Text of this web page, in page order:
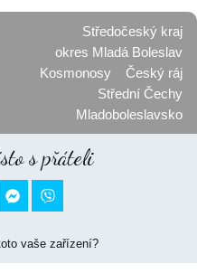
Středočeský kraj
okres Mladá Boleslav
Kosmonosy
Český ráj
Střední Čechy
Mladoboleslavsko
s přáteli
vaše zařízení?